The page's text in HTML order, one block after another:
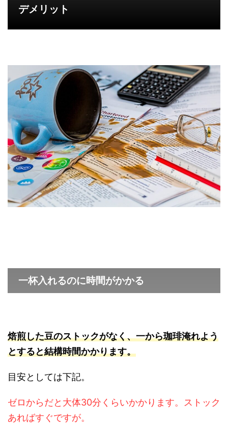
デメリット
一杯入れるのに時間がかかる
焙煎した豆のストックがなく、一から珈琲淹れよう
とすると結構時間かかります。
目安としては下記。
ゼロからだと大体30分くらいかかります。ストック
あればすぐですが。